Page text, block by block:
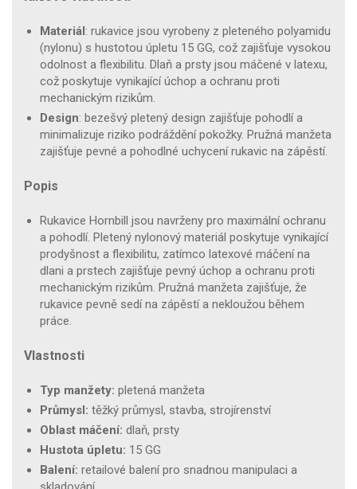
Materiál: rukavice jsou vyrobeny z pleteného polyamidu
(nylonu) s hustotou úpletu 15 GG, což zajišťuje vysokou
odolnost a flexibilitu. Dlaň a prsty jsou máčené v latexu,
což poskytuje vynikající úchop a ochranu proti
mechanickým rizikům.
Design: bezešvý pletený design zajišťuje pohodlí a
minimalizuje riziko podráždění pokožky. Pružná manžeta
zajišťuje pevné a pohodlné uchycení rukavic na zápěstí.
Popis
Rukavice Hornbill jsou navrženy pro maximální ochranu
a pohodlí. Pletený nylonový materiál poskytuje vynikající
prodyšnost a flexibilitu, zatímco latexové máčení na
dlani a prstech zajišťuje pevný úchop a ochranu proti
mechanickým rizikům. Pružná manžeta zajišťuje, že
rukavice pevně sedí na zápěstí a nekloužou během
práce.
Vlastnosti
Typ manžety: pletená manžeta
Průmysl: těžký průmysl, stavba, strojírenství
Oblast máčení: dlaň, prsty
Hustota úpletu: 15 GG
Balení: retailové balení pro snadnou manipulaci a